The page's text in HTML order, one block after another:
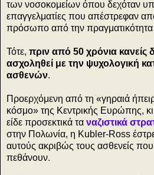
των νοσοκομείων όπου δεχόταν
επαγγελματίες που απέστρεφαν
πρόσωπο από την πραγματικότητα
Τότε, πριν από 50 χρόνια κανείς
ασχοληθεί με την ψυχολογική
ασθενών.
Προερχόμενη από τη «γηραιά
κόσμο» της Κεντρικής Ευρώπης,
είδε προσεκτικά τα ναζιστικά
στην Πολωνία, η Kubler-Ross
αυτούς ακριβώς τους ασθενείς
πεθάνουν.